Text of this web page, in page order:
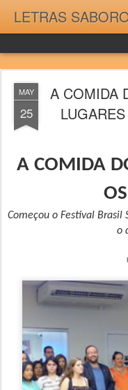
LETRAS
MAY
25
A COMIDA
A COMIDA
Começou o Festival Brasil
o